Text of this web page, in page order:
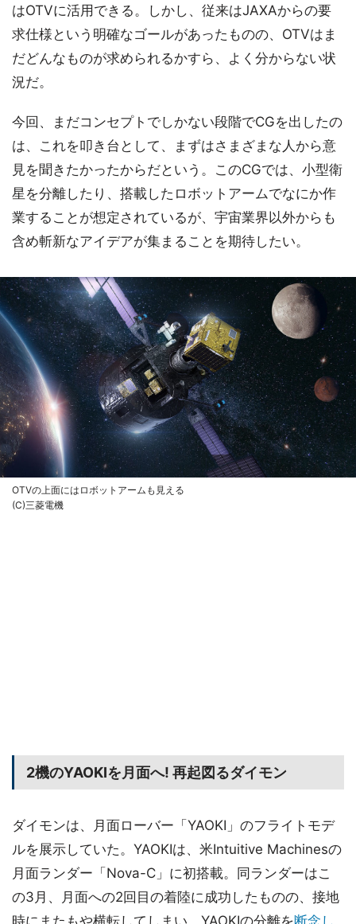
はOTVに活用できる。しかし、従来はJAXAからの要
求仕様という明確なゴールがあったものの、OTVはま
だどんなものが求められるかすら、よく分からない状
況だ。
今回、まだコンセプトでしかない段階でCGを出したの
は、これを叩き台として、まずはさまざまな人から意
見を聞きたかったからだという。このCGでは、小型衛
星を分離したり、搭載したロボットアームでなにか作
業することが想定されているが、宇宙業界以外からも
含め斬新なアイデアが集まることを期待したい。
OTVの上面にはロボットアームも見える
(C)三菱電機
2機のYAOKIを月面へ! 再起図るダイモン
ダイモンは、月面ローバー「YAOKI」のフライトモデ
ルを展示していた。YAOKIは、米Intuitive Machinesの
月面ランダー「Nova-C」に初搭載。同ランダーはこ
の3月、月面への2回目の着陸に成功したものの、接地